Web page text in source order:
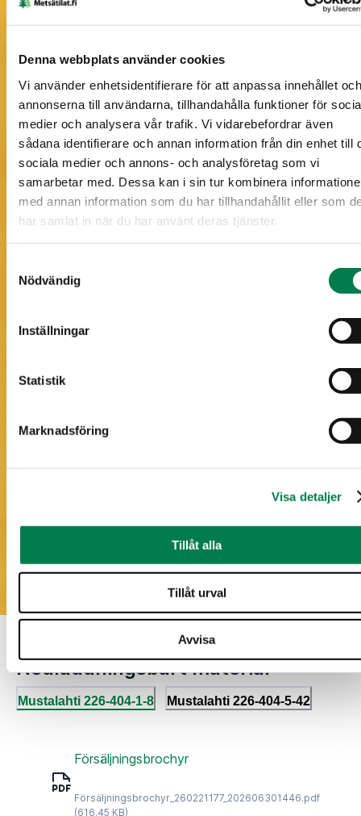
Denna webbplats använder cookies
Vi använder enhetsidentifierare för att anpassa innehållet och
annonserna till användarna, tillhandahålla funktioner för
medier och analysera vår trafik. Vi vidarebefordrar även
sådana identifierare och annan information från din enhet till
sociala medier och annons- och analysföretag som vi
samarbetar med. Dessa kan i sin tur kombinera
med annan information som du har tillhandahållit eller som
har samlat in när du har använt deras tjänster.
Nödvändig
Inställningar
Statistik
Marknadsföring
Visa detaljer
Tillåt alla
Tillåt urval
Avvisa
Information om skogstillgångar på karta
Nedladdningsbart material
Mustalahti 226-404-1-8 Mustalahti 226-404-5-42
Försäljningsbrochyr
Försäljningsbrochyr_260221177_202606301446.pdf
(616.45 KB)